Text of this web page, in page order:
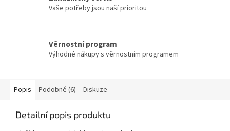
Vaše potřeby jsou naší prioritou
Věrnostní program
Výhodné nákupy s věrnostním programem
Popis Podobné (6) Diskuze
Detailní popis produktu